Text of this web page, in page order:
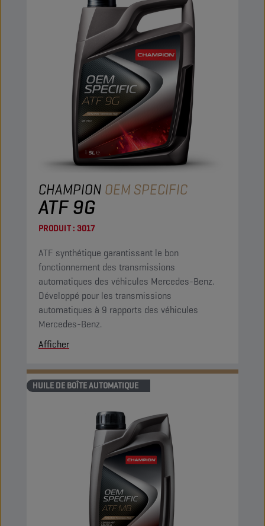
CHAMPION OEM SPECIFIC
ATF 9G
PRODUIT : 3017
ATF synthétique garantissant le bon
fonctionnement des transmissions
automatiques des véhicules Mercedes-Benz.
Développé pour les transmissions
automatiques à 9 rapports des véhicules
Mercedes-Benz.
Afficher
HUILE DE BOÎTE AUTOMATIQUE